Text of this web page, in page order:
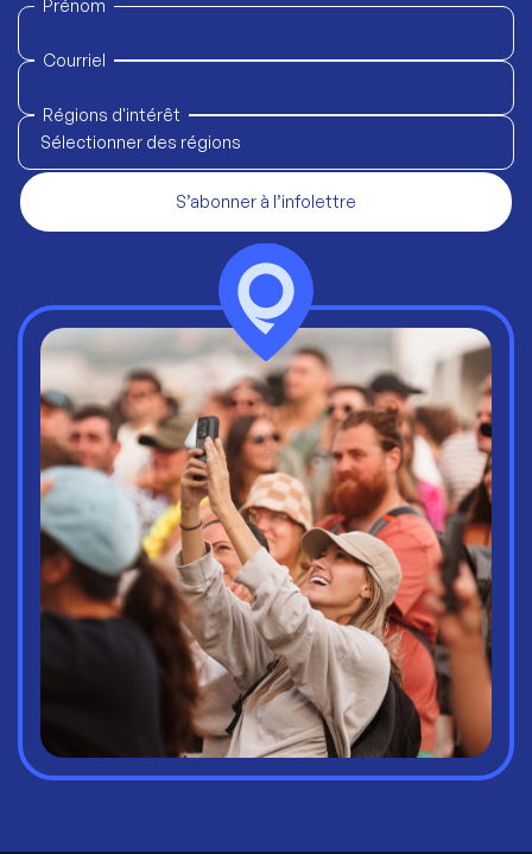
Prénom
Courriel
Régions d'intérêt
Sélectionner des régions
S’abonner à l’infolettre